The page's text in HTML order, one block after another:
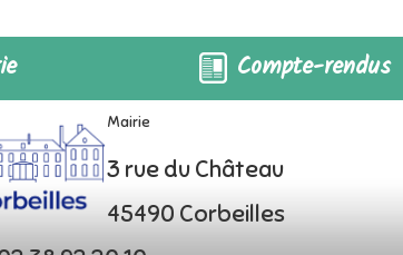
Compte-rendus
Mairie
3 rue du Château
45490 Corbeilles